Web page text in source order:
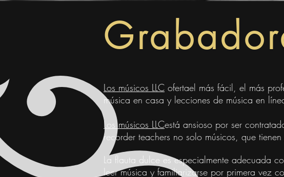
Los músicos LLC ofertael más fácil, el más
música en casa y lecciones de música en
Los músicos LLCestá ansioso por ser
recorder teachers no solo músicos, que
La flauta dulce es especialmente adecuada
leer música y familiarizarse por primera vez